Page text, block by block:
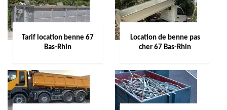
Tarif location benne 67
Bas-Rhin
Location de benne pas
cher 67 Bas-Rhin